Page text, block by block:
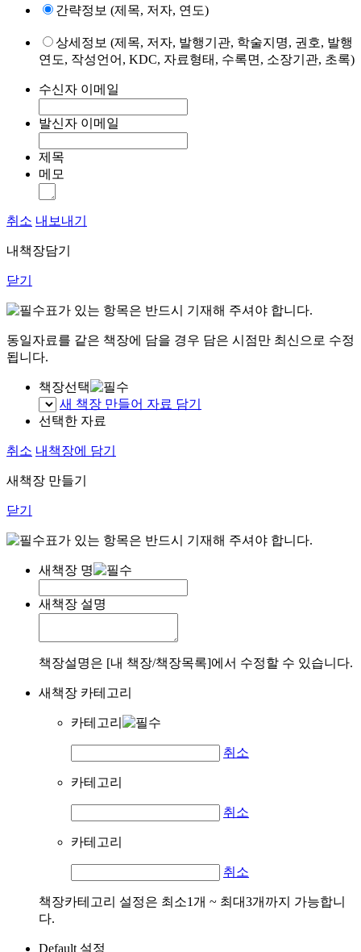
간략정보 (제목, 저자, 연도)
상세정보 (제목, 저자, 발행기관, 학술지명, 권호, 발행
연도, 작성언어, KDC, 자료형태, 수록면, 소장기관, 초록)
수신자 이메일
발신자 이메일
제목
메모
취소 내보내기
내책장담기
닫기
표가 있는 항목은 반드시 기재해 주셔야 합니다.
동일자료를 같은 책장에 담을 경우 담은 시점만 최신으로 수정
됩니다.
책장선택
새 책장 만들어 자료 담기
선택한 자료
취소 내책장에 담기
새책장 만들기
닫기
표가 있는 항목은 반드시 기재해 주셔야 합니다.
새책장 명
새책장 설명
책장설명은 [내 책장/책장목록]에서 수정할 수 있습니다.
새책장 카테고리
카테고리
취소
카테고리
취소
카테고리
취소
책장카테고리 설정은 최소1개 ~ 최대3개까지 가능합니
다.
Default 설정